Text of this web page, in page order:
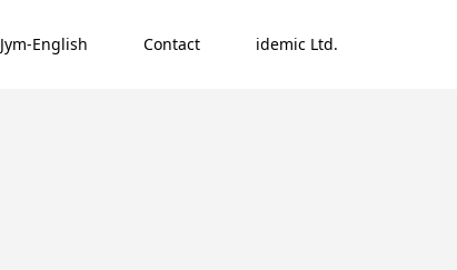
Jym-English Contact idemic Ltd.